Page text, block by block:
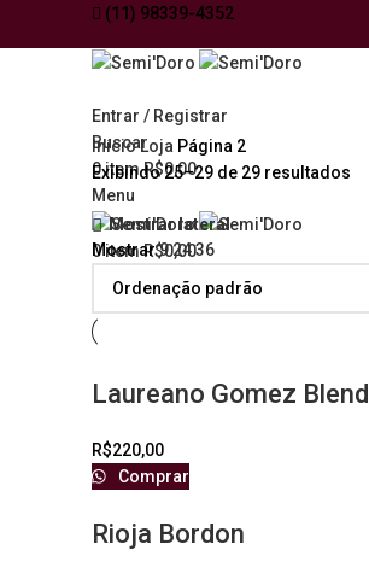
(11) 98339-4352
Entrar / Registrar
Buscar
0item R$0,00
Menu
0item R$0,00
InícioLoja Página 2
Exibindo 25–29 de 29 resultados
Mostrar lateral
Mostrar92436
Laureano Gomez Blend
R$220,00
Comprar
Rioja Bordon